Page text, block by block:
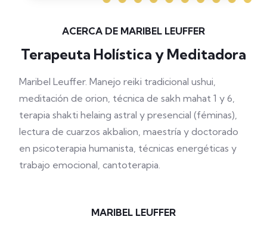
ACERCA DE MARIBEL LEUFFER
Terapeuta Holística y Meditadora
Maribel Leuffer. Manejo reiki tradicional ushui,
meditación de orion, técnica de sakh mahat 1 y 6,
terapia shakti helaing astral y presencial (féminas),
lectura de cuarzos akbalion, maestría y doctorado
en psicoterapia humanista, técnicas energéticas y
trabajo emocional, cantoterapia.
MARIBEL LEUFFER